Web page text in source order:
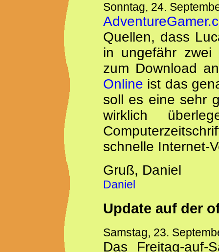
Sonntag, 24.
Quellen, dass
in ungefähr zwei
zum Download
Online ist das
soll es eine sehr
wirklich
schnelle Internet-
Gruß, Daniel
Daniel
Update auf der
Samstag, 23.
Das Freitag-auf-